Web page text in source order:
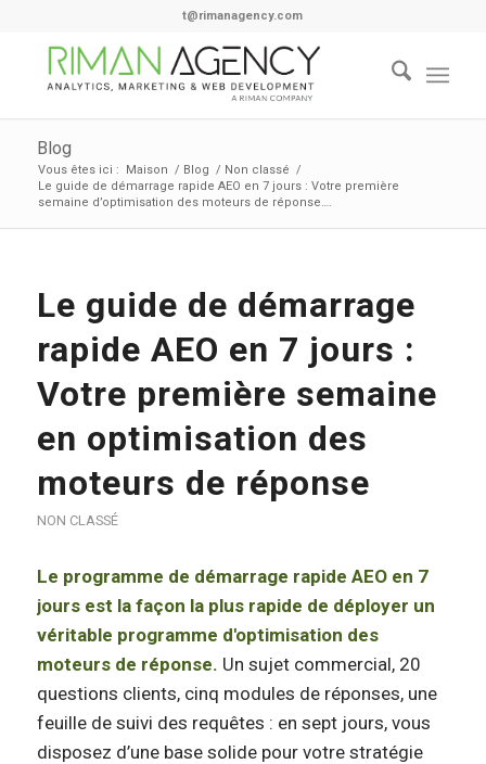
t@rimanagency.com
Blog
Vous êtes ici : Maison / Blog / Non classé /
Le guide de démarrage rapide AEO en 7 jours : Votre première
semaine d’optimisation des moteurs de réponse….
Le guide de démarrage
rapide AEO en 7 jours :
Votre première semaine
en optimisation des
moteurs de réponse
NON CLASSÉ
Le programme de démarrage rapide AEO en 7
jours est la façon la plus rapide de déployer un
véritable programme d'optimisation des
moteurs de réponse. Un sujet commercial, 20
questions clients, cinq modules de réponses, une
feuille de suivi des requêtes : en sept jours, vous
disposez d’une base solide pour votre stratégie